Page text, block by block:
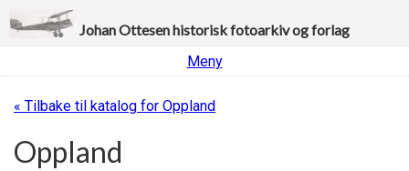
Johan Ottesen historisk fotoarkiv og forlag
Meny
« Tilbake til katalog for Oppland
Oppland